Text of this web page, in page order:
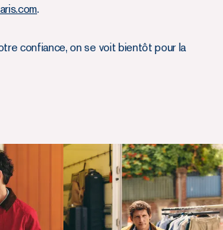
.
confiance, on se voit bientôt pour la